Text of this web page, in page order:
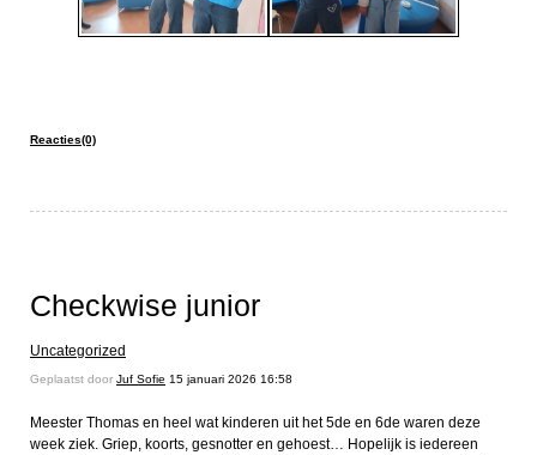
Reacties(0)
Checkwise junior
Uncategorized
Geplaatst door Juf Sofie 15 januari 2026 16:58
Meester Thomas en heel wat kinderen uit het 5de en 6de waren deze
week ziek. Griep, koorts, gesnotter en gehoest… Hopelijk is iedereen